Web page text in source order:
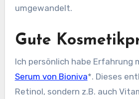
umgewandelt.
Gute
Ich persönlich habe Erfahrung
Serum von Bioniva*. Dieses
Retinol, sondern z.B. auch